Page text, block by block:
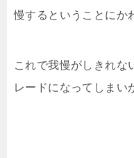
慢するということにか
これで我慢がしきれな
レードになってしまい